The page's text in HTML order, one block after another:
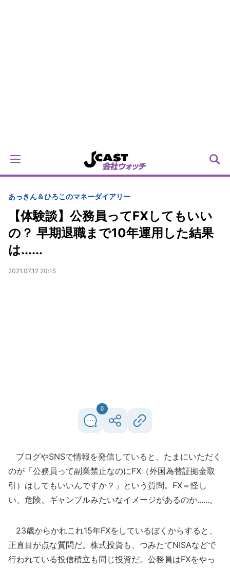
あっきん＆ひろこのマネーダイアリー
【体験談】公務員ってFXしてもいい
の？ 早期退職まで10年運用した結果
は......
2021.07.12 20:15
0
ブログやSNSで情報を発信していると、たまにいただく
のが「公務員って副業禁止なのにFX（外国為替証拠金取
引）はしてもいいんですか？」という質問。FX＝怪し
い、危険、ギャンブルみたいなイメージがあるのか......。
23歳からかれこれ15年FXをしているぼくからすると、
正直目が点な質問だ。株式投資も、つみたてNISAなどで
行われている投信積立も同じ投資だ。公務員はFXをやっ